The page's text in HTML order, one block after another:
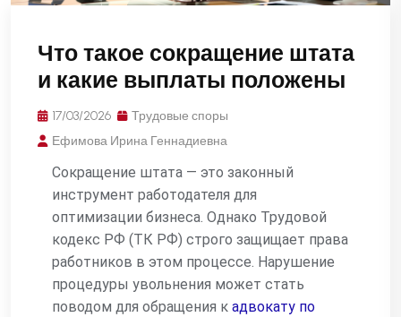
Что такое сокращение штата
и какие выплаты положены
17/03/2026
Трудовые споры
Ефимова Ирина Геннадиевна
Сокращение штата — это законный
инструмент работодателя для
оптимизации бизнеса. Однако Трудовой
кодекс РФ (ТК РФ) строго защищает права
работников в этом процессе. Нарушение
процедуры увольнения может стать
поводом для обращения к адвокату по